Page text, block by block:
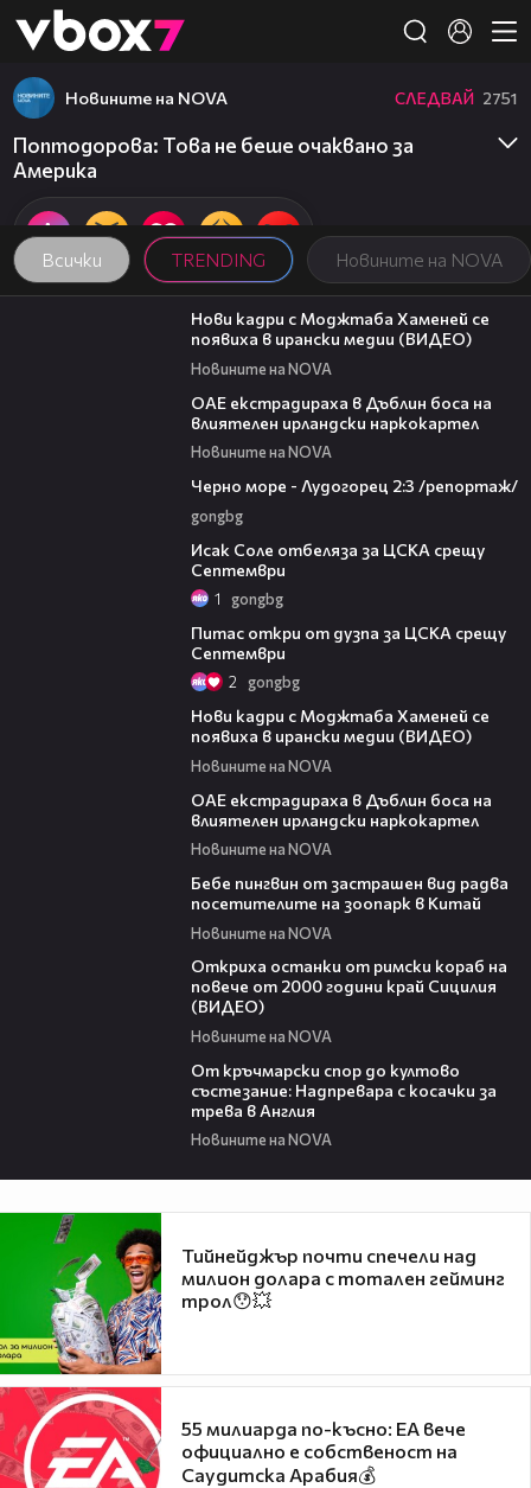
👾
Всички TRENDING Новините на NOVA
Новините на NOVA СЛЕДВАЙ 2751
Поптодорова: Това не беше очаквано за
Америка
00:14
Нови кадри с Моджтаба Хаменей се
появиха в ирански медии (ВИДЕО)
Новините на NOVA
ОАЕ екстрадираха в Дъблин боса на
влиятелен ирландски наркокартел
Новините на NOVA
Черно море - Лудогорец 2:3 /репортаж/
gongbg
Исак Соле отбеляза за ЦСКА срещу
Септември
1 gongbg
Питас откри от дузпа за ЦСКА срещу
Септември
2 gongbg
Нови кадри с Моджтаба Хаменей се
появиха в ирански медии (ВИДЕО)
Новините на NOVA
ОАЕ екстрадираха в Дъблин боса на
влиятелен ирландски наркокартел
Новините на NOVA
Бебе пингвин от застрашен вид радва
посетителите на зоопарк в Китай
Новините на NOVA
Откриха останки от римски кораб на
повече от 2000 години край Сицилия
(ВИДЕО)
Новините на NOVA
От кръчмарски спор до култово
състезание: Надпревара с косачки за
трева в Англия
Новините на NOVA
Тийнейджър почти спечели над
милион долара с тотален гейминг
трол😯💥
55 милиарда по-късно: EA вече
официално е собственост на
Саудитска Арабия💰